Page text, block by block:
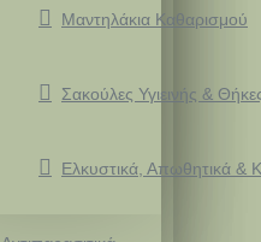
Μαντηλάκια Καθαρισμού
Σακούλες Υγιεινής &
Ελκυστικά, Απωθητικά &